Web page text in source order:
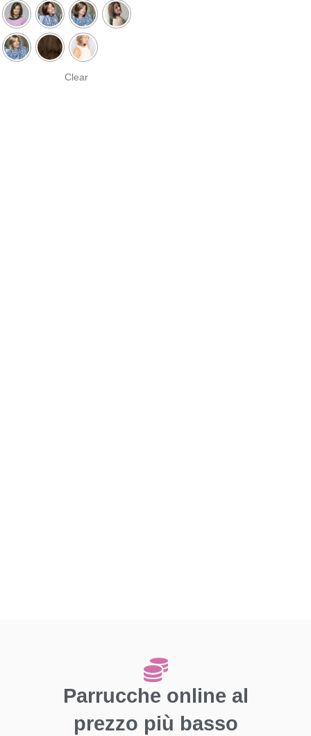
Clear
Parrucche online al
prezzo più basso